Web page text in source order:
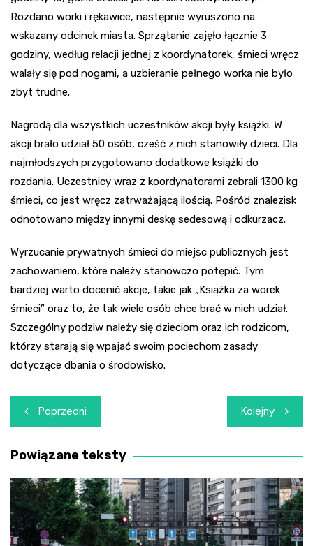
Rozdano worki i rękawice, następnie wyruszono na
wskazany odcinek miasta. Sprzątanie zajęło łącznie 3
godziny, według relacji jednej z koordynatorek, śmieci wręcz
walały się pod nogami, a uzbieranie pełnego worka nie było
zbyt trudne.
Nagrodą dla wszystkich uczestników akcji były książki. W
akcji brało udział 50 osób, cześć z nich stanowiły dzieci. Dla
najmłodszych przygotowano dodatkowe książki do
rozdania. Uczestnicy wraz z koordynatorami zebrali 1300 kg
śmieci, co jest wręcz zatrważającą ilością. Pośród znalezisk
odnotowano między innymi deskę sedesową i odkurzacz.
Wyrzucanie prywatnych śmieci do miejsc publicznych jest
zachowaniem, które należy stanowczo potępić. Tym
bardziej warto docenić akcje, takie jak „Książka za worek
śmieci” oraz to, że tak wiele osób chce brać w nich udział.
Szczególny podziw należy się dzieciom oraz ich rodzicom,
którzy starają się wpajać swoim pociechom zasady
dotyczące dbania o środowisko.
Nawigacja
wpisu
Poprzedni Kolejny
Powiązane teksty